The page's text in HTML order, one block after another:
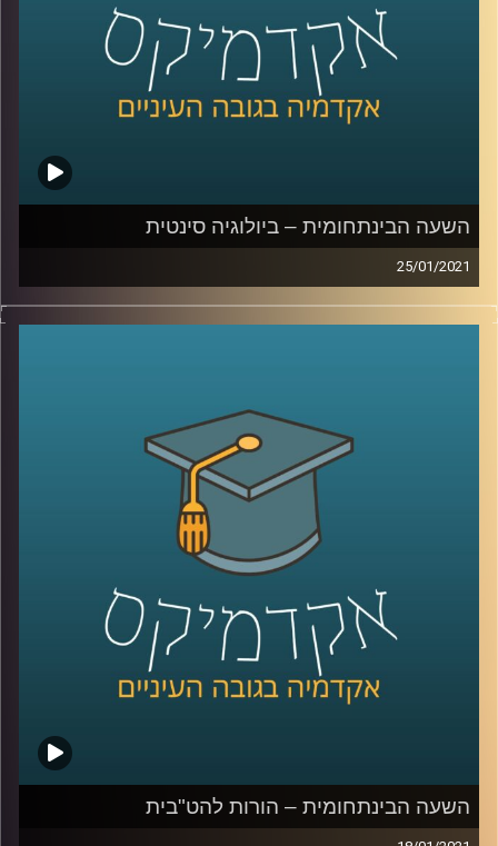
השעה הבינתחומית – ביולוגיה סינטית
25/01/2021
ממש בקרוב יפתח כאן באוניברסיטת רייכמן
בשעה הקרובה אתם יותר ממוזמנים להכיר את
התחום המרתק של ביולוגיה סינטית, מה
השימושים שעושים עם פיתוחים בתחום, על
השילוב של מחקר באקדמיה ופיתוחים
בתעשייה, וכיצד המרכז לחדשנות אמור להוות
קרקע פורייה לשיתופי פעולה עתידיים בתחום
קרדיט תמונות:AudioVersity
השעה הבינתחומית – הורות להט"בית